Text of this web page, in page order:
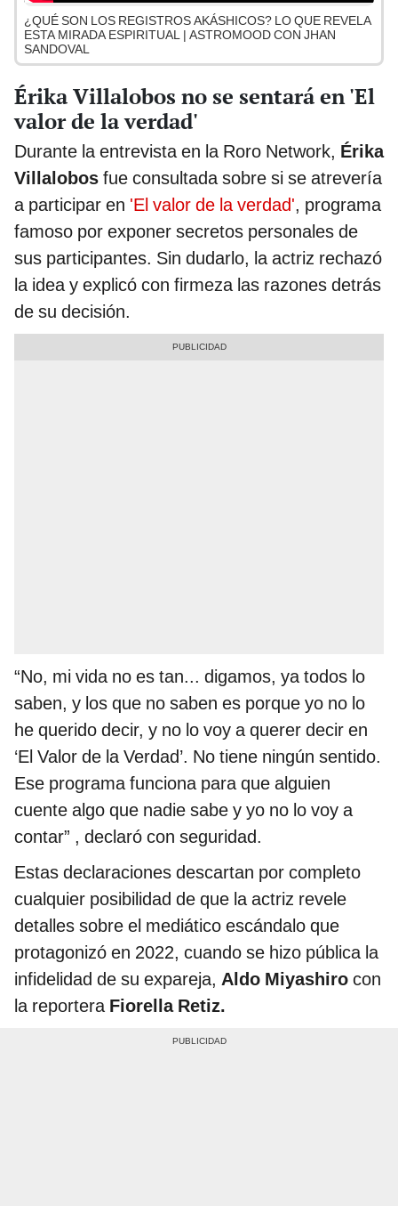
¿QUÉ SON LOS REGISTROS AKÁSHICOS? LO QUE REVELA
ESTA MIRADA ESPIRITUAL | ASTROMOOD CON JHAN
SANDOVAL
Érika Villalobos no se sentará en 'El
valor de la verdad'
Durante la entrevista en la Roro Network, Érika
Villalobos fue consultada sobre si se atrevería
a participar en 'El valor de la verdad', programa
famoso por exponer secretos personales de
sus participantes. Sin dudarlo, la actriz rechazó
la idea y explicó con firmeza las razones detrás
de su decisión.
“No, mi vida no es tan... digamos, ya todos lo
saben, y los que no saben es porque yo no lo
he querido decir, y no lo voy a querer decir en
‘El Valor de la Verdad’. No tiene ningún sentido.
Ese programa funciona para que alguien
cuente algo que nadie sabe y yo no lo voy a
contar” , declaró con seguridad.
Estas declaraciones descartan por completo
cualquier posibilidad de que la actriz revele
detalles sobre el mediático escándalo que
protagonizó en 2022, cuando se hizo pública la
infidelidad de su expareja, Aldo Miyashiro con
la reportera Fiorella Retiz.